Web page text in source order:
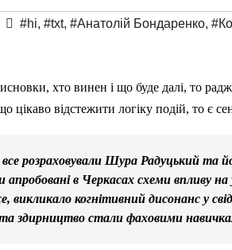
#hi, #txt, #Анатолій Бондаренко,
хто винен і що буде далі, то
цікаво відстежити логіку подій, то є
розраховували Шура Радуцький та
в Черкасах схеми впливу
когнітивний дисонанс у
стали фаховими